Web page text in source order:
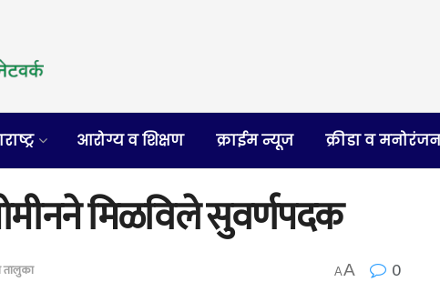
आरोग्य व शिक्षण क्राईम न्यूज क्रीडा व
मिळविले सुवर्णपदक
तालुका AA 0